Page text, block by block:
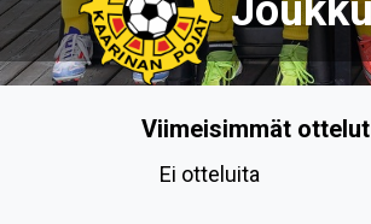
Viimeisimmät ottelut
Ei otteluita